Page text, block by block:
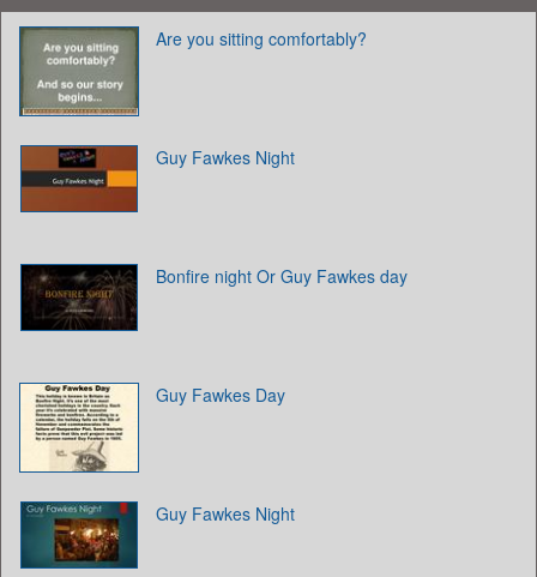
Are you sitting comfortably?
Guy Fawkes Night
Bonfire night Or Guy Fawkes day
Guy Fawkes Day
Guy Fawkes Night